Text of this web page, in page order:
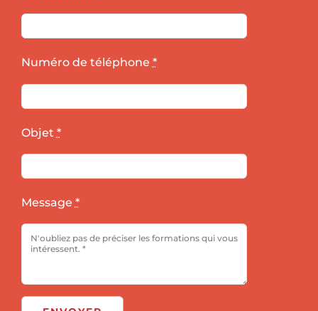
Numéro de téléphone *
Objet *
Message *